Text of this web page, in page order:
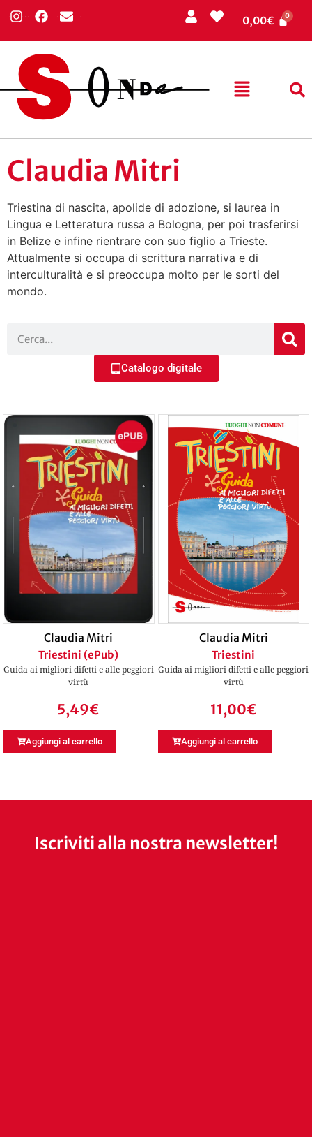
0,00€
Claudia Mitri
Triestina di nascita, apolide di adozione, si laurea in
Lingua e Letteratura russa a Bologna, per poi trasferirsi
in Belize e infine rientrare con suo figlio a Trieste.
Attualmente si occupa di scrittura narrativa e di
interculturalità e si preoccupa molto per le sorti del
mondo.
Catalogo digitale
Claudia Mitri
Triestini (ePub)
Guida ai migliori difetti e alle peggiori
virtù
5,49€
Aggiungi al carrello
Claudia Mitri
Triestini
Guida ai migliori difetti e alle peggiori
virtù
11,00€
Aggiungi al carrello
Iscriviti alla nostra newsletter!